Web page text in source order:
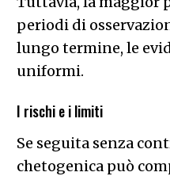
periodi di
lungo termine, le
uniformi.
I rischi e i limiti
Se seguita senza
chetogenica può